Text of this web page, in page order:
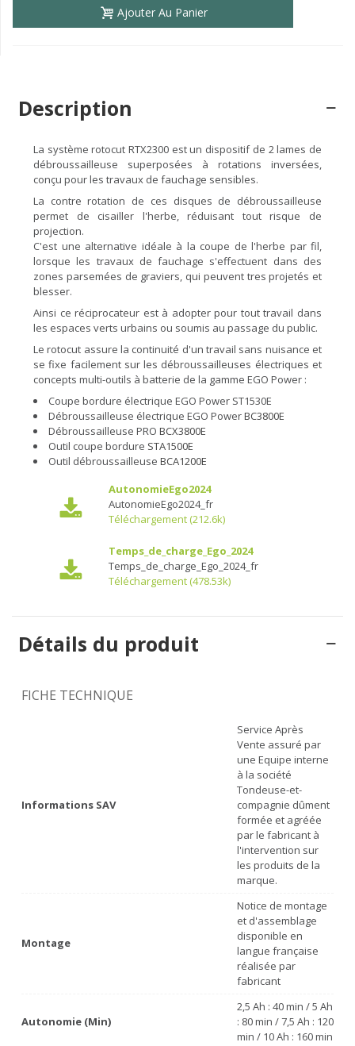
Ajouter Au Panier
Description
La système rotocut RTX2300 est un dispositif de 2 lames de
débroussailleuse superposées à rotations inversées,
conçu pour les travaux de fauchage sensibles.
La contre rotation de ces disques de débroussailleuse
permet de cisailler l'herbe, réduisant tout risque de
projection.
C'est une alternative idéale à la coupe de l'herbe par fil,
lorsque les travaux de fauchage s'effectuent dans des
zones parsemées de graviers, qui peuvent tres projetés et
blesser.
Ainsi ce réciprocateur est à adopter pour tout travail dans
les espaces verts urbains ou soumis au passage du public.
Le rotocut assure la continuité d'un travail sans nuisance et
se fixe facilement sur les débroussailleuses électriques et
concepts multi-outils à batterie de la gamme EGO Power :
Coupe bordure électrique EGO Power ST1530E
Débroussailleuse électrique EGO PowerBC3800E
Débroussailleuse PRO BCX3800E
Outil coupe bordure STA1500E
Outil débroussailleuse BCA1200E
AutonomieEgo2024
AutonomieEgo2024_fr
Téléchargement (212.6k)
Temps_de_charge_Ego_2024
Temps_de_charge_Ego_2024_fr
Téléchargement (478.53k)
Détails du produit
FICHE TECHNIQUE
Informations SAV
Service Après
Vente assuré par
une Equipe interne
à la société
Tondeuse-et-
compagnie dûment
formée et agréée
par le fabricant à
l'intervention sur
les produits de la
marque.
Montage
Notice de montage
et d'assemblage
disponible en
langue française
réalisée par
fabricant
Autonomie (min)
2,5 Ah : 40 min / 5 Ah
: 80 min / 7,5 Ah : 120
min / 10 Ah : 160 min